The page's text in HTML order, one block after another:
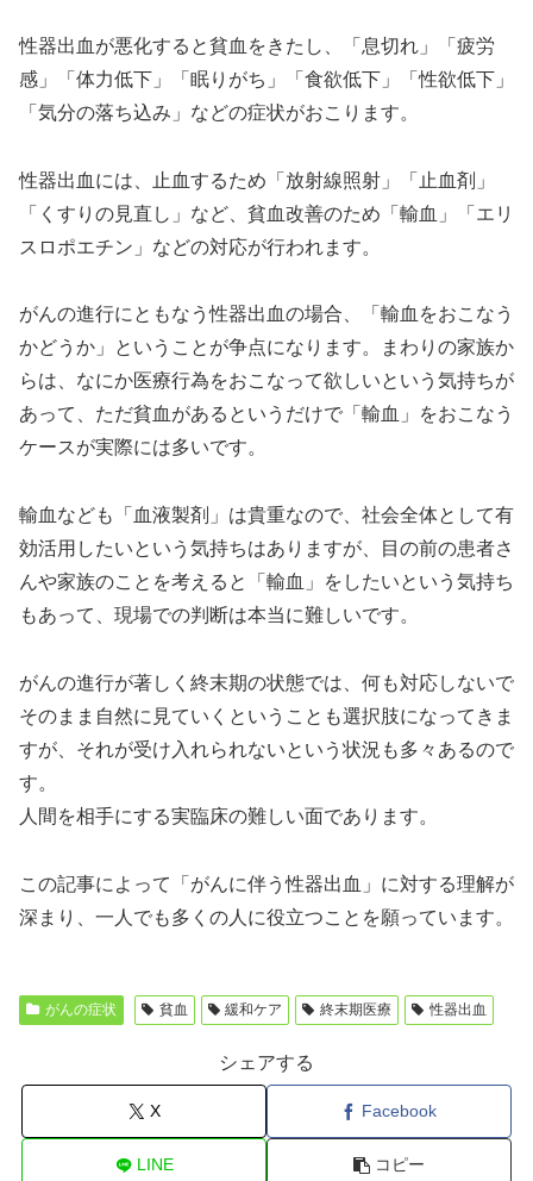
性器出血が悪化すると貧血をきたし、「息切れ」「疲労
感」「体力低下」「眠りがち」「食欲低下」「性欲低下」
「気分の落ち込み」などの症状がおこります。
性器出血には、止血するため「放射線照射」「止血剤」
「くすりの見直し」など、貧血改善のため「輸血」「エリ
スロポエチン」などの対応が行われます。
がんの進行にともなう性器出血の場合、「輸血をおこなう
かどうか」ということが争点になります。まわりの家族か
らは、なにか医療行為をおこなって欲しいという気持ちが
あって、ただ貧血があるというだけで「輸血」をおこなう
ケースが実際には多いです。
輸血なども「血液製剤」は貴重なので、社会全体として有
効活用したいという気持ちはありますが、目の前の患者さ
んや家族のことを考えると「輸血」をしたいという気持ち
もあって、現場での判断は本当に難しいです。
がんの進行が著しく終末期の状態では、何も対応しないで
そのまま自然に見ていくということも選択肢になってきま
すが、それが受け入れられないという状況も多々あるので
す。
人間を相手にする実臨床の難しい面であります。
この記事によって「がんに伴う性器出血」に対する理解が
深まり、一人でも多くの人に役立つことを願っています。
がんの症状 貧血 緩和ケア 終末期医療 性器出血
シェアする
X Facebook
LINE コピー